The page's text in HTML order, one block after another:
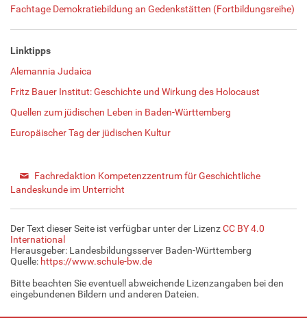
Fachtage Demokratiebildung an Gedenkstätten (Fortbildungsreihe)
Linktipps
Alemannia Judaica
Fritz Bauer Institut: Geschichte und Wirkung des Holocaust
Quellen zum jüdischen Leben in Baden-Württemberg
Europäischer Tag der jüdischen Kultur
Fachredaktion Kompetenzzentrum für Geschichtliche
Landeskunde im Unterricht
Der Text dieser Seite ist verfügbar unter der LizenzCC BY 4.0
International
Herausgeber: Landesbildungsserver Baden-Württemberg
Quelle: https://www.schule-bw.de
Bitte beachten Sie eventuell abweichende Lizenzangaben bei den
eingebundenen Bildern und anderen Dateien.